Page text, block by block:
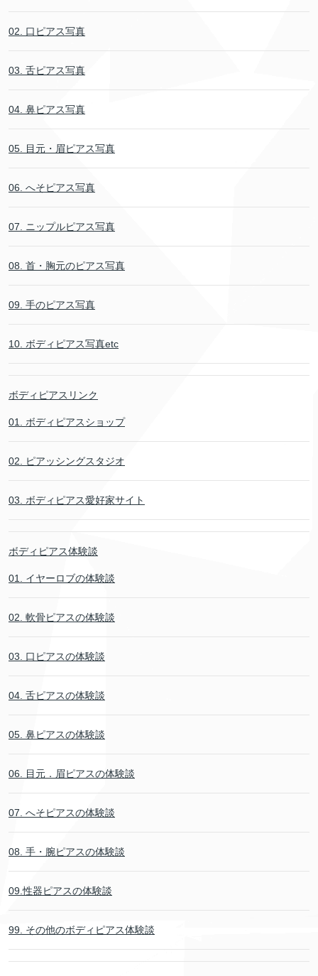
02. 口ピアス写真
03. 舌ピアス写真
04. 鼻ピアス写真
05. 目元・眉ピアス写真
06. へそピアス写真
07. ニップルピアス写真
08. 首・胸元のピアス写真
09. 手のピアス写真
10. ボディピアス写真etc
ボディピアスリンク
01. ボディピアスショップ
02. ピアッシングスタジオ
03. ボディピアス愛好家サイト
ボディピアス体験談
01. イヤーロブの体験談
02. 軟骨ピアスの体験談
03. 口ピアスの体験談
04. 舌ピアスの体験談
05. 鼻ピアスの体験談
06. 目元．眉ピアスの体験談
07. へそピアスの体験談
08. 手・腕ピアスの体験談
09.性器ピアスの体験談
99. その他のボディピアス体験談